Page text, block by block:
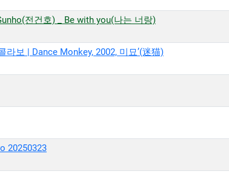
전건호) _ Be with you(나는 너랑)
라보 | Dance Monkey, 2002, 미묘’(迷猫)
20250323